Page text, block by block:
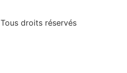
Tous droits réservés